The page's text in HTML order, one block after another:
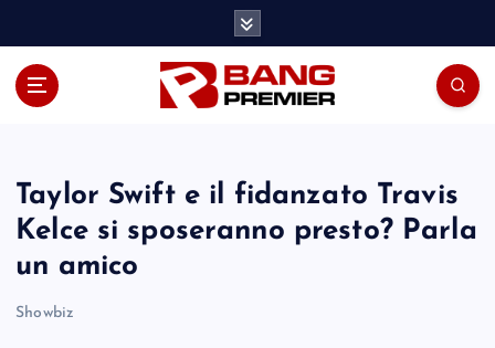
Taylor Swift e il fidanzato Travis
Kelce si sposeranno presto? Parla
un amico
Showbiz